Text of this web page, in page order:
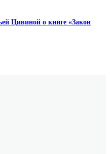
Цивиной о книге «Закон